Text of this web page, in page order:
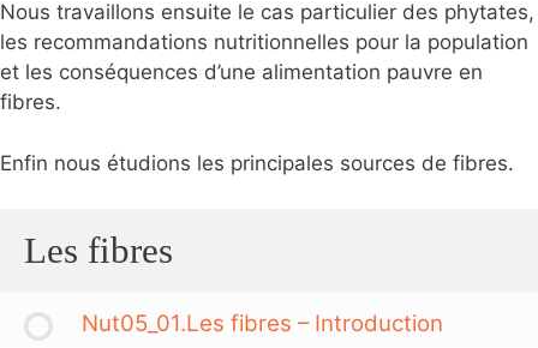
Nous travaillons ensuite le cas particulier des phytates,
les recommandations nutritionnelles pour la population
et les conséquences d’une alimentation pauvre en
fibres.
Enfin nous étudions les principales sources de fibres.
Les fibres
Nut05_01.Les fibres – Introduction